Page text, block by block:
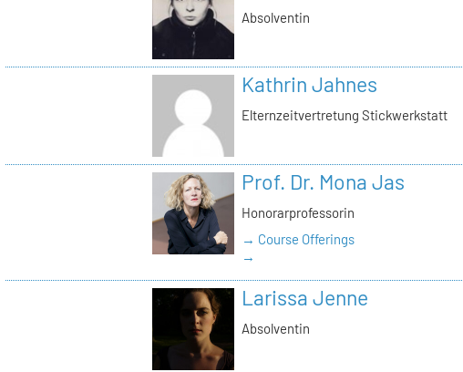
Absolventin
Kathrin Jahnes
Elternzeitvertretung Stickwerkstatt
Prof. Dr. Mona Jas
Honorarprofessorin
→ Course Offerings
→
Larissa Jenne
Absolventin